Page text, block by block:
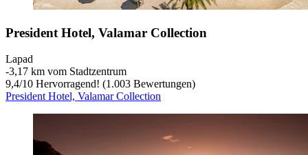
President Hotel, Valamar Collection
Lapad
‐3,17 km vom Stadtzentrum
9,4/10 Hervorragend! (1.003 Bewertungen)
President Hotel, Valamar Collection